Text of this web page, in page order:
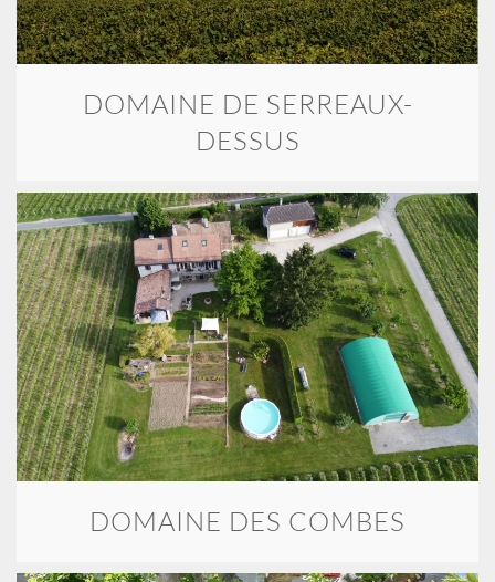
DOMAINE DE SERREAUX-
DESSUS
DOMAINE DES COMBES